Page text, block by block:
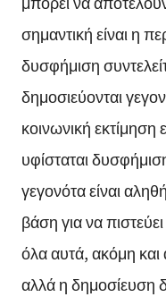
σημαντική είναι η
δυσφήμιση
δημοσιεύονται
κοινωνική
υφίσταται
γεγονότα είναι
βάση για να
όλα αυτά, ακόμη και
αλλά η δημοσίευση